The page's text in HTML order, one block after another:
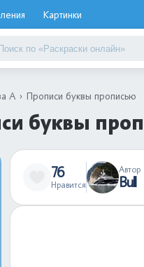
Картинки
А Прописи буквы прописью
буквы
76
Нравится
Автор
Bull